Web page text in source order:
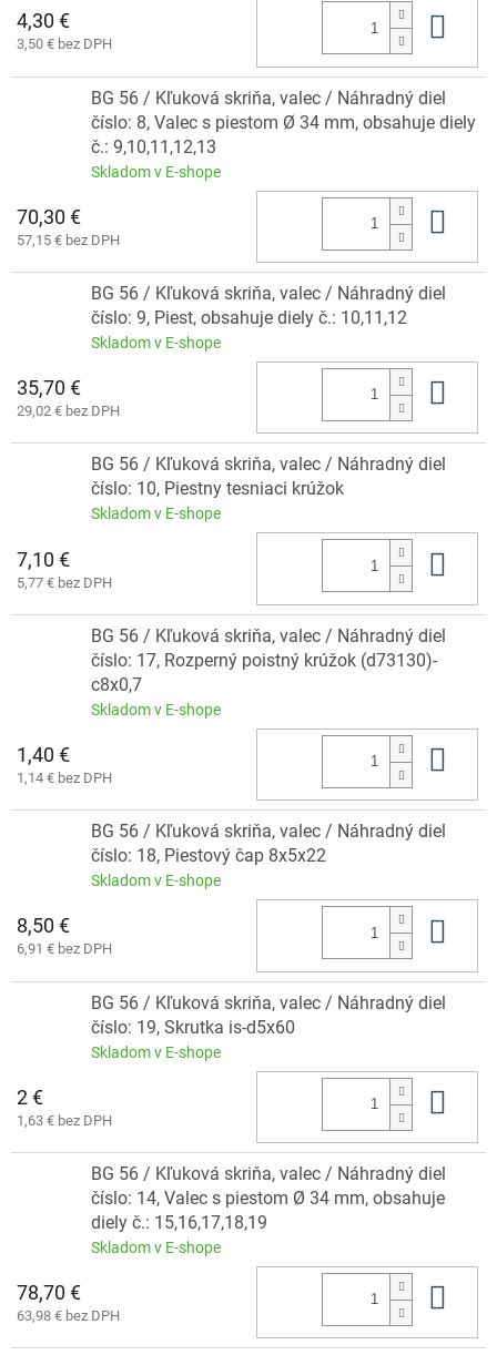
4,30 €
3,50 € bez DPH
BG 56 / Kľuková skriňa, valec / Náhradný diel
číslo: 8, Valec s piestom Ø 34 mm, obsahuje diely
č.: 9,10,11,12,13
Skladom v E-shope
70,30 €
57,15 € bez DPH
BG 56 / Kľuková skriňa, valec / Náhradný diel
číslo: 9, Piest, obsahuje diely č.: 10,11,12
Skladom v E-shope
35,70 €
29,02 € bez DPH
BG 56 / Kľuková skriňa, valec / Náhradný diel
číslo: 10, Piestny tesniaci krúžok
Skladom v E-shope
7,10 €
5,77 € bez DPH
BG 56 / Kľuková skriňa, valec / Náhradný diel
číslo: 17, Rozperný poistný krúžok (d73130)-
c8x0,7
Skladom v E-shope
1,40 €
1,14 € bez DPH
BG 56 / Kľuková skriňa, valec / Náhradný diel
číslo: 18, Piestový čap 8x5x22
Skladom v E-shope
8,50 €
6,91 € bez DPH
BG 56 / Kľuková skriňa, valec / Náhradný diel
číslo: 19, Skrutka is-d5x60
Skladom v E-shope
2 €
1,63 € bez DPH
BG 56 / Kľuková skriňa, valec / Náhradný diel
číslo: 14, Valec s piestom Ø 34 mm, obsahuje
diely č.: 15,16,17,18,19
Skladom v E-shope
78,70 €
63,98 € bez DPH